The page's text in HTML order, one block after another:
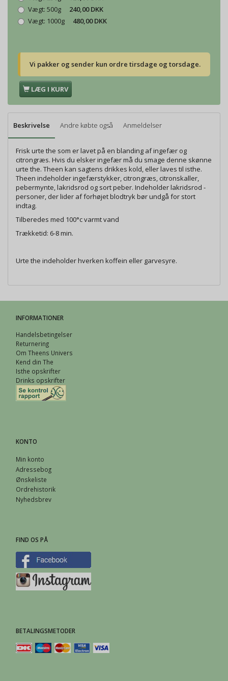
Vægt: 500g
240,00 DKK
Vægt: 1000g 480,00 DKK
Vi pakker og sender kun ordre tirsdage og torsdage.
LÆG I KURV
Beskrivelse Andre købte også Anmeldelser
Frisk urte the som er lavet på en blanding af ingefær og
citrongræs. Hvis du elsker ingefær må du smage denne skønne
urte the. Theen kan sagtens drikkes kold, eller laves til isthe.
Theen indeholder ingefærstykker, citrongræs, citronskaller,
pebermynte, lakridsrod og sort peber. Indeholder lakridsrod -
personer, der lider af forhøjet blodtryk bør undgå for stort
indtag.
Tilberedes med 100°c varmt vand
Trækketid: 6-8 min.
Urte the indeholder hverken koffein eller garvesyre.
INFORMATIONER
Handelsbetingelser
Returnering
Om Theens Univers
Kend din The
Isthe opskrifter
Drinks opskrifter
KONTO
Min konto
Adressebog
Ønskeliste
Ordrehistorik
Nyhedsbrev
FIND OS PÅ
BETALINGSMETODER